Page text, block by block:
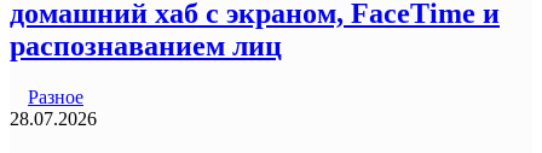
домашний хаб с экраном, FaceTime и
распознаванием лиц
Разное
28.07.2026